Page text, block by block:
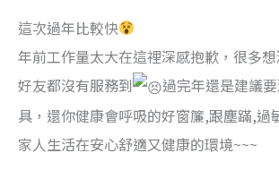
這次過年比較快
年前工作量太大在這裡深感抱歉，很多
好友都沒有服務到
過完年還是建議
具，還你健康會呼吸的好窗簾,跟塵蹣,過
家人生活在安心舒適又健康的環境~~~